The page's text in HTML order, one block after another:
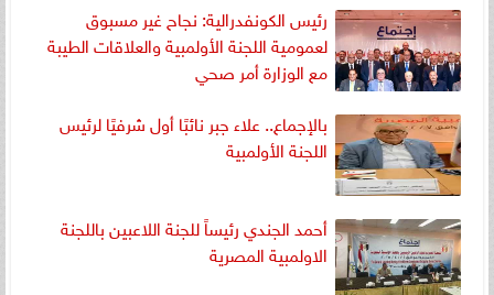
رئيس الكونفدرالية: نجاح غير مسبوق
لعمومية اللجنة الأولمبية والعلاقات الطيبة
مع الوزارة أمر صحي
بالإجماع.. علاء جبر نائبًا أول شرفيًا لرئيس
اللجنة الأولمبية
أحمد الجندي رئيساً للجنة اللاعبين باللجنة
الاولمبية المصرية